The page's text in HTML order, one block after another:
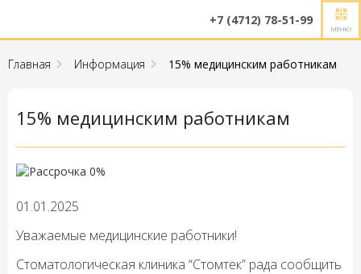
Главная Информация 15% медицинским работникам
15% медицинским работникам
01.01.2025
Уважаемые медицинские работники!
Стоматологическая клиника “Стомтек” рада сообщить
+7 (4712) 78-51-99
МЕНЮ